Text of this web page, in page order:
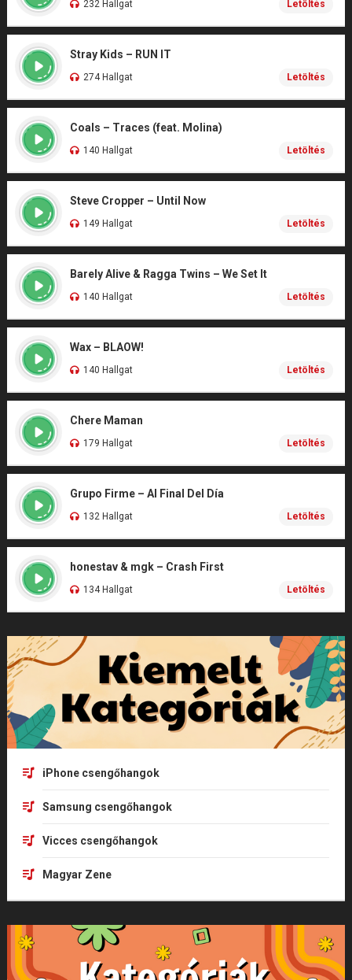
232 Hallgat Letöltés
Stray Kids – RUN IT
274 Hallgat Letöltés
Coals – Traces (feat. Molina)
140 Hallgat Letöltés
Steve Cropper – Until Now
149 Hallgat Letöltés
Barely Alive & Ragga Twins – We Set It
140 Hallgat Letöltés
Wax – BLAOW!
140 Hallgat Letöltés
Chere Maman
179 Hallgat Letöltés
Grupo Firme – Al Final Del Día
132 Hallgat Letöltés
honestav & mgk – Crash First
134 Hallgat Letöltés
iPhone csengőhangok
Samsung csengőhangok
Vicces csengőhangok
Magyar Zene